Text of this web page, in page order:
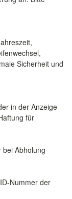
Sicherheit und
in der Anzeige
für
bei Abholung
Nummer der